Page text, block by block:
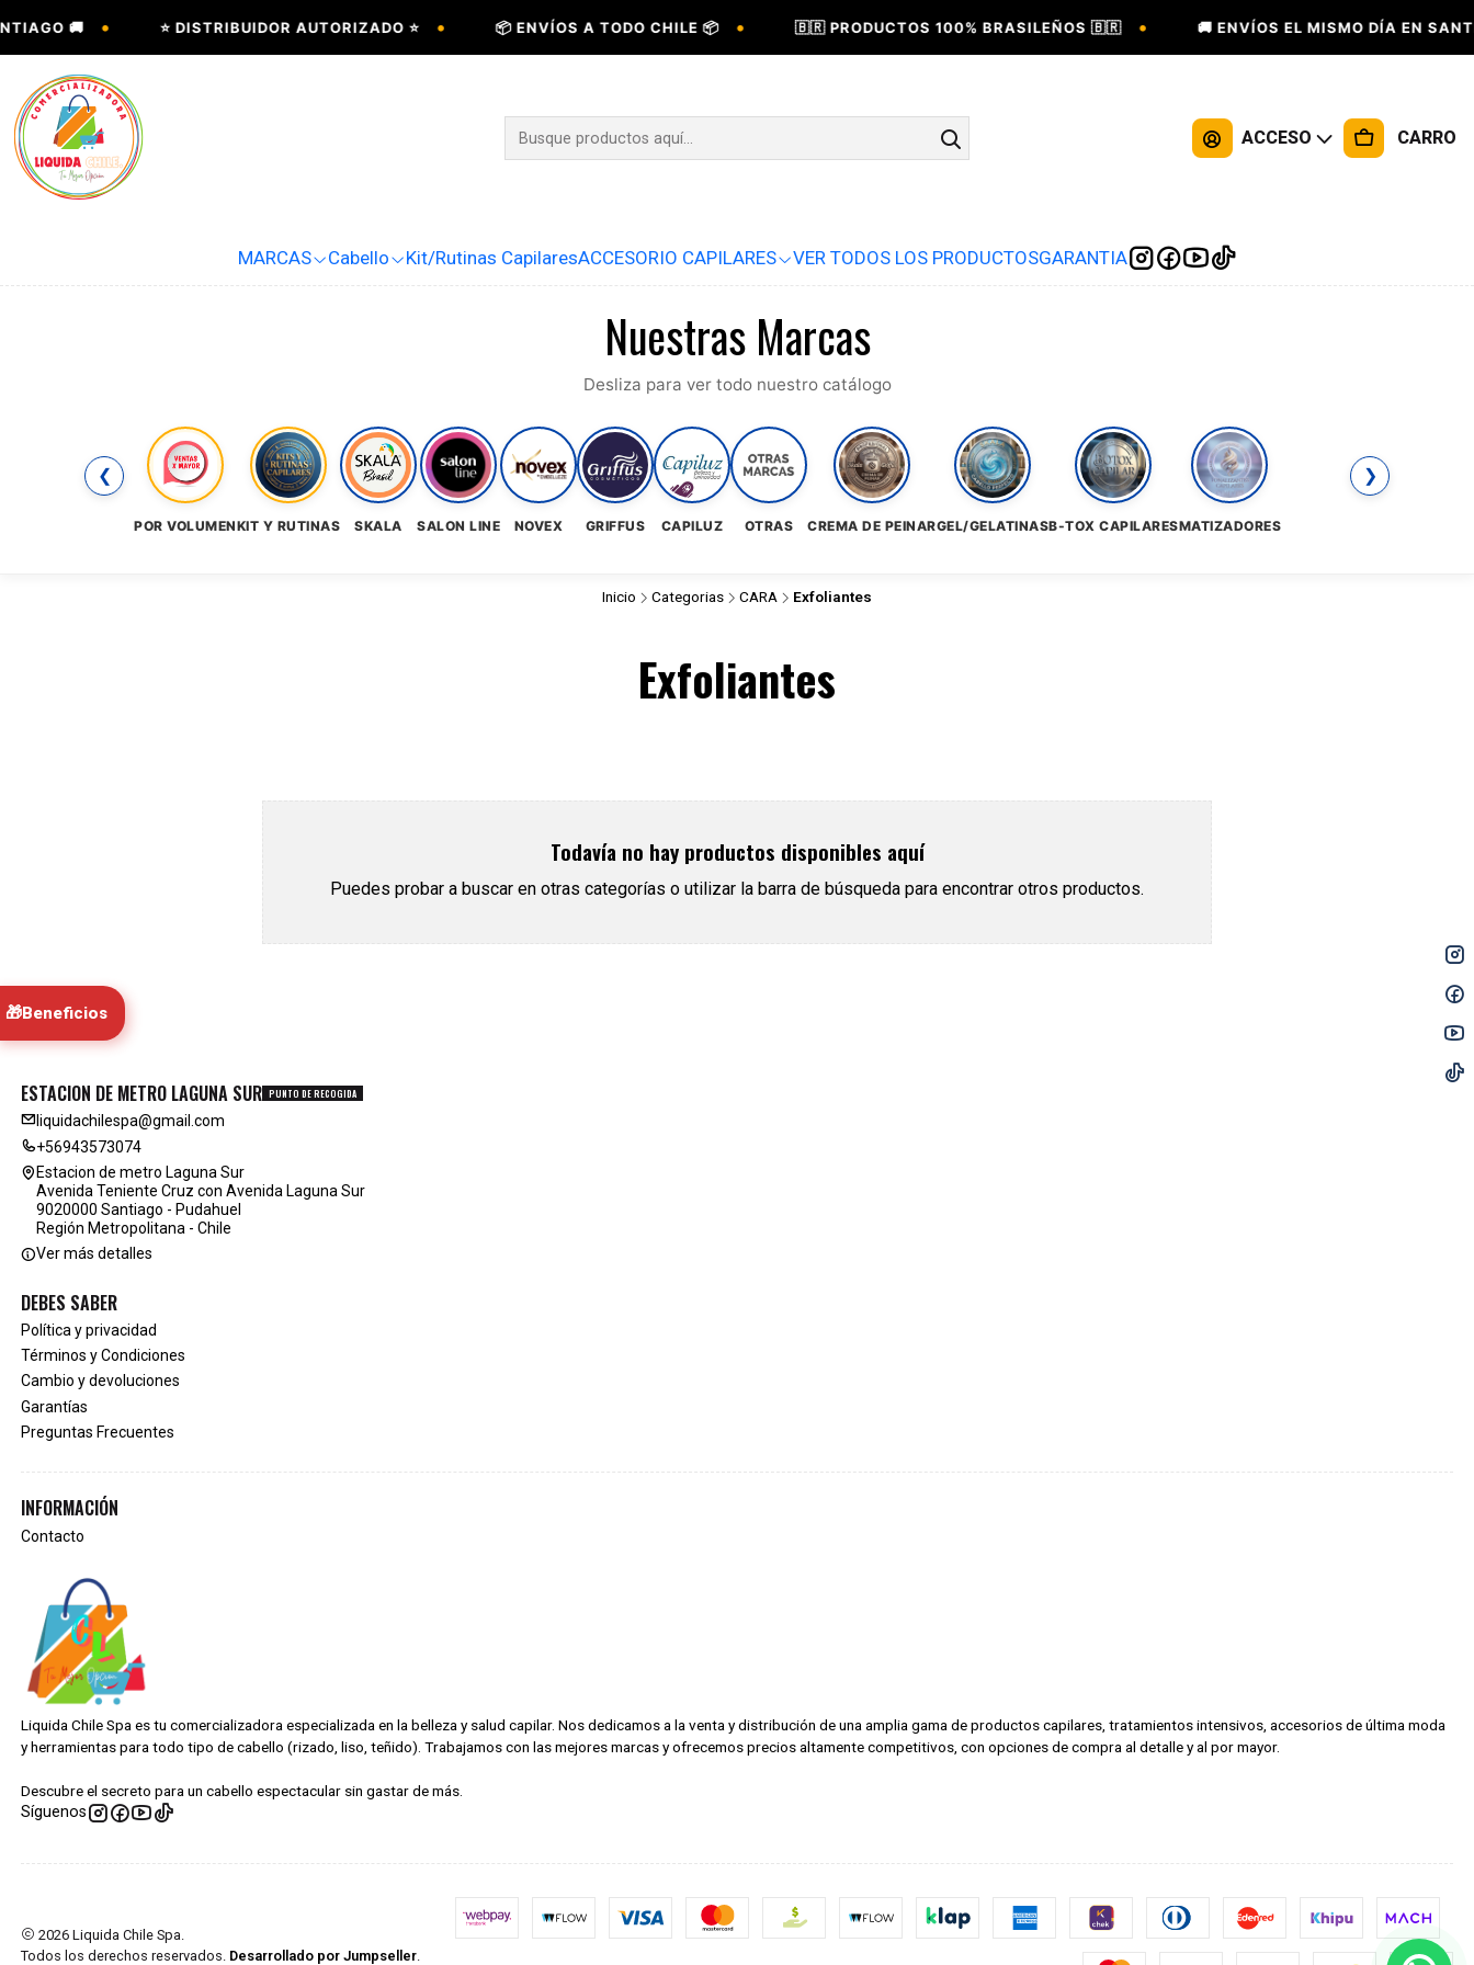
🎁Beneficios
🚚 • ⭐ DISTRIBUIDOR AUTORIZADO ⭐ • 📦 ENVÍOS A TODO CHILE 📦 • 🇧🇷 PRODUCTOS 100% BRASILEÑOS 🇧🇷 • 🚚 ENVÍOS EL MISMO DÍA EN
ACCESO CARRO
MARCAS Cabello Kit/Rutinas CapilaresACCESORIO CAPILARES VER TODOS LOS PRODUCTOSGARANTIA
Nuestras Marcas
Desliza para ver todo nuestro catálogo
POR VOLUMENKIT Y RUTINAS SKALA SALON LINE NOVEX GRIFFUS CAPILUZ OTRAS CREMA DE PEINARGEL/GELATINASB-TOX CAPILARESMATIZADORES
❮ ❯
Inicio Categorias CARA Exfoliantes
Exfoliantes
Todavía no hay productos disponibles aquí
Puedes probar a buscar en otras categorías o utilizar la barra de búsqueda para encontrar otros productos.
ESTACION DE METRO LAGUNA SUR PUNTO DE RECOGIDA
liquidachilespa@gmail.com
+56943573074
Estacion de metro Laguna Sur
Avenida Teniente Cruz con Avenida Laguna Sur
9020000 Santiago - Pudahuel
Región Metropolitana - Chile
Ver más detalles
DEBES SABER
Política y privacidad
Términos y Condiciones
Cambio y devoluciones
Garantías
Preguntas Frecuentes
INFORMACIÓN
Contacto
Liquida Chile Spa es tu comercializadora especializada en la belleza y salud capilar. Nos dedicamos a la venta y distribución de una amplia gama de productos capilares, tratamientos intensivos, accesorios de última moda
y herramientas para todo tipo de cabello (rizado, liso, teñido). Trabajamos con las mejores marcas y ofrecemos precios altamente competitivos, con opciones de compra al detalle y al por mayor.
Descubre el secreto para un cabello espectacular sin gastar de más.
Síguenos
2026 Liquida Chile Spa.
Todos los derechos reservados. Desarrollado por Jumpseller.